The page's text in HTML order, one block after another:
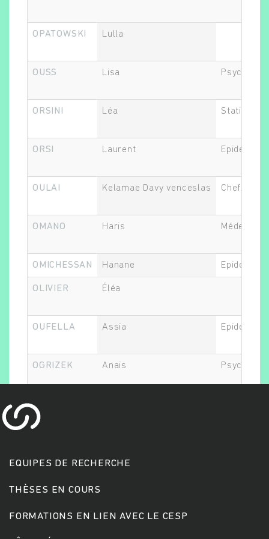
Rechercher
OPATOWSKI Lulla
OUSS Lisa Psychiatre
ORSINI Léa
ORSI Laurent
OULAI Kelamae Davy venceslas Chef.fe de
OMANO Haris Médecin
OMICHESSAN Hanane
OLIVIER Éléa
OUFELLA Assia
OGRIZEK Anais Psychiatre
EQUIPES DE RECHERCHE
THÈSES EN COURS
FORMATIONS EN LIEN AVEC LE CESP